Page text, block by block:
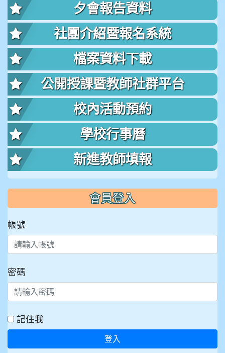
夕會報告資料
社團介紹暨報名系統
檔案資料下載
公開授課暨教師社群平台
校內活動預約
學校行事曆
新進教師填報
會員登入
帳號
密碼
記住我
登入